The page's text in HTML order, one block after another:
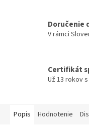
Doručenie
V rámci
Certifikát
Už 13 rokov
Popis Hodnotenie